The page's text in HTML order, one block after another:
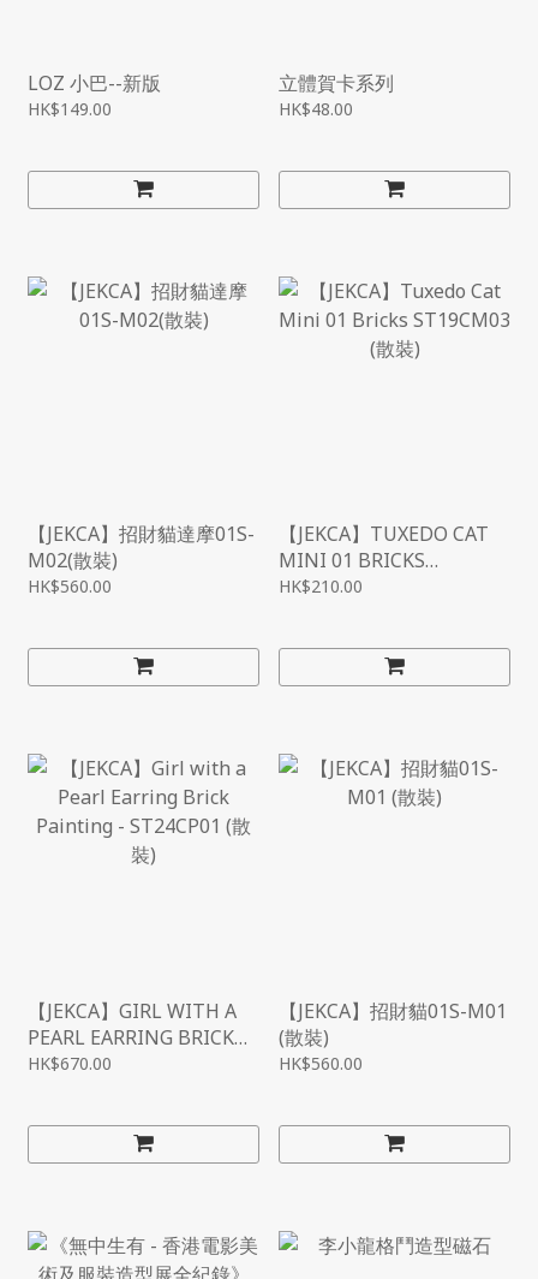
LOZ 小巴--新版
HK$149.00
立體賀卡系列
HK$48.00
【JEKCA】招財貓達摩01S-
M02(散裝)
HK$560.00
【JEKCA】TUXEDO CAT
MINI 01 BRICKS
ST19CM03 (散裝)
HK$210.00
【JEKCA】GIRL WITH A
PEARL EARRING BRICK
PAINTING - ST24CP01
HK$670.00
【JEKCA】招財貓01S-M01
(散裝)
HK$560.00